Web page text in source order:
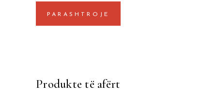
Produkte të afërt